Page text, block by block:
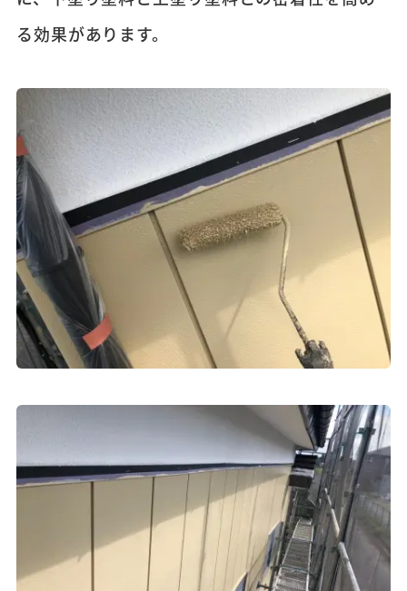
る効果があります。